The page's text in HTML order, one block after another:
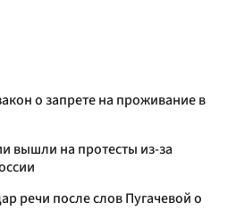
о запрете на проживание в
вышли на протесты из-за
речи после слов Пугачевой о